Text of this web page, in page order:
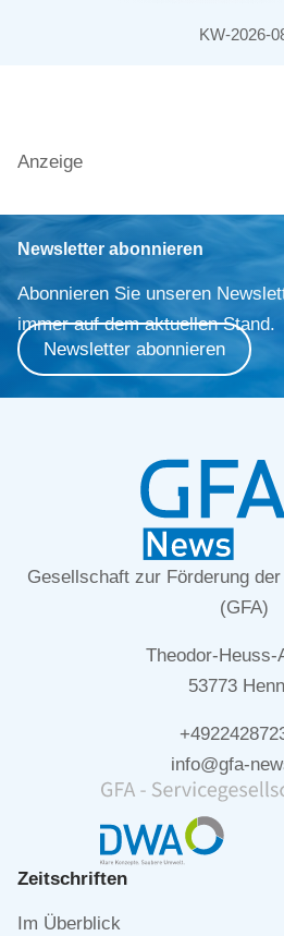
KW-2026-
Anzeige
Newsletter abonnieren
Abonnieren Sie unseren
immer auf dem aktuellen Stand.
Newsletter abonnieren
Gesellschaft zur Förderung
(GFA)
Theodor-Heuss-
53773
info@gfa-
Zeitschriften
Navigation
Im Überblick